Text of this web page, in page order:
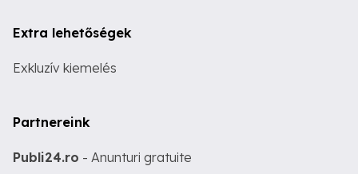
Extra lehetőségek
Exkluzív kiemelés
Partnereink
Publi24.ro - Anunturi gratuite